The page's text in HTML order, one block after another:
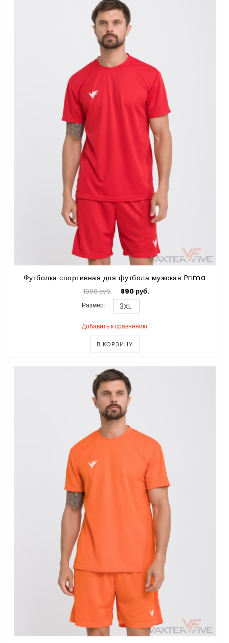
Футболка спортивная для футбола мужская Prima
1000 руб. 890 руб.
Размер:
Добавить к сравнению
В КОРЗИНУ